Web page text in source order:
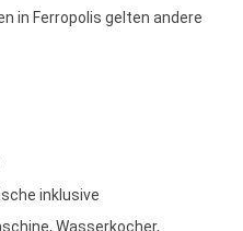
in Ferropolis gelten andere
inklusive
Wasserkocher,